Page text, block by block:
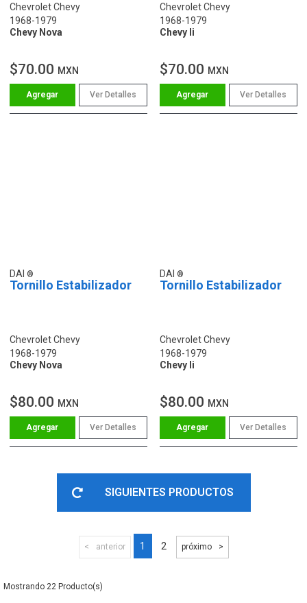
Chevrolet Chevy
1968-1979
Chevy Nova
$70.00 MXN
Ver Detalles
Chevrolet Chevy
1968-1979
Chevy Ii
$70.00 MXN
Ver Detalles
DAI
Tornillo Estabilizador
Chevrolet Chevy
1968-1979
Chevy Nova
$80.00 MXN
Ver Detalles
DAI
Tornillo Estabilizador
Chevrolet Chevy
1968-1979
Chevy Ii
$80.00 MXN
Ver Detalles
SIGUIENTES PRODUCTOS
anterior 1 2 próximo
22